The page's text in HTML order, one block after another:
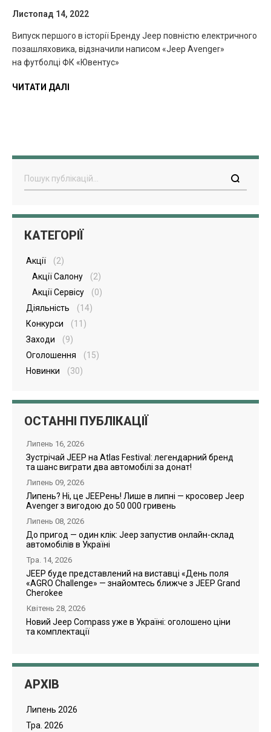
Листопад 14, 2022
Випуск першого в історії Бренду Jeep повністю електричного
позашляховика, відзначили написом «Jeep Avenger»
на футболці ФК «Ювентус»
ЧИТАТИ ДАЛІ
Пошук
КАТЕГОРІЇ
Акції
(2)
Акції Салону
(2)
Акції Сервісу
(0)
Діяльність
(14)
Конкурси
(11)
Заходи
(9)
Оголошення
(15)
Новинки
(30)
ОСТАННІ ПУБЛІКАЦІЇ
Липень 16, 2026
Зустрічай JEEP на Atlas Festival: легендарний бренд
та шанс виграти два автомобілі за донат!
Липень 09, 2026
Липень? Ні, це JEEPень! Лише в липні — кросовер Jeep
Avenger з вигодою до 50 000 гривень
Липень 08, 2026
До пригод — один клік: Jeep запустив онлайн-склад
автомобілів в Україні
Тра. 14, 2026
JEEP буде представлений на виставці «День поля
«AGRO Challenge» — знайомтесь ближче з JEEP Grand
Cherokee
Квітень 28, 2026
Новий Jeep Compass уже в Україні: оголошено ціни
та комплектації
АРХІВ
Липень 2026
Тра. 2026